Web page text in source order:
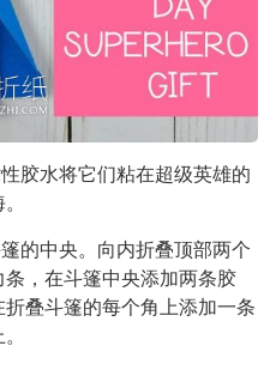
胶水将它们粘在超级英雄的
的中央。向内折叠顶部两个
，在斗篷中央添加两条胶
叠斗篷的每个角上添加一条